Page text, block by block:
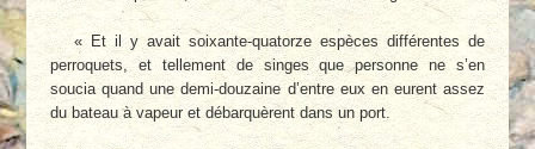
« Et il y avait soixante-quatorze espèces différentes de
perroquets, et tellement de singes que personne ne s’en
soucia quand une demi-douzaine d’entre eux en eurent assez
du bateau à vapeur et débarquèrent dans un port.